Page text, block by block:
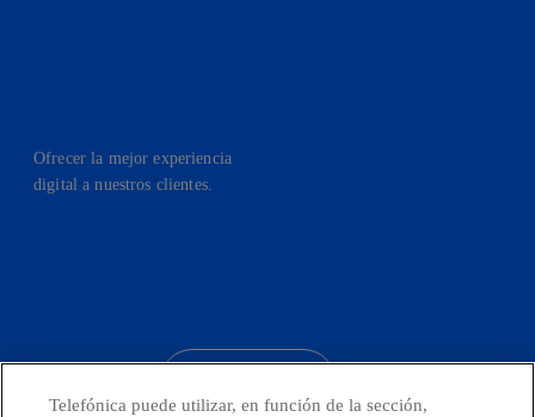
Ofrecer la mejor experiencia
digital a nuestros clientes.
Telefónica puede utilizar, en función de la sección,